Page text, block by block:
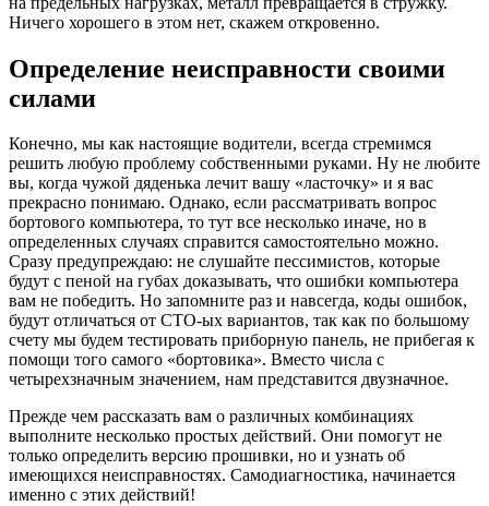
Ничего хорошего в этом нет, скажем откровенно.
Определение неисправности своими
силами
Конечно, мы как настоящие водители, всегда стремимся
решить любую проблему собственными руками. Ну не любите
вы, когда чужой дяденька лечит вашу «ласточку» и я вас
прекрасно понимаю. Однако, если рассматривать вопрос
бортового компьютера, то тут все несколько иначе, но в
определенных случаях справится самостоятельно можно.
Сразу предупреждаю: не слушайте пессимистов, которые
будут с пеной на губах доказывать, что ошибки компьютера
вам не победить. Но запомните раз и навсегда, коды ошибок,
будут отличаться от СТО-ых вариантов, так как по большому
счету мы будем тестировать приборную панель, не прибегая к
помощи того самого «бортовика». Вместо числа с
четырехзначным значением, нам представится двузначное.
Прежде чем рассказать вам о различных комбинациях
выполните несколько простых действий. Они помогут не
только определить версию прошивки, но и узнать об
имеющихся неисправностях. Самодиагностика, начинается
именно с этих действий!